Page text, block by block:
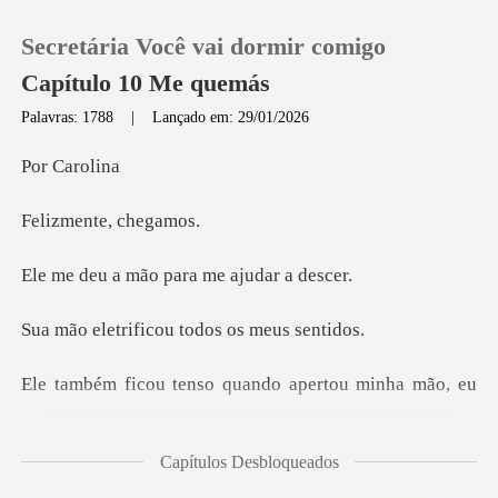
Loja
Secretária Você vai dormir comigo
Capítulo 10 Me quemás
Palavras: 1788 |Lançado em: 29/01/2026
Caro
nte, ch
mão para me a
ficou todos os
o quando apertou minh
mente, há
Capítulos Desbloqueados